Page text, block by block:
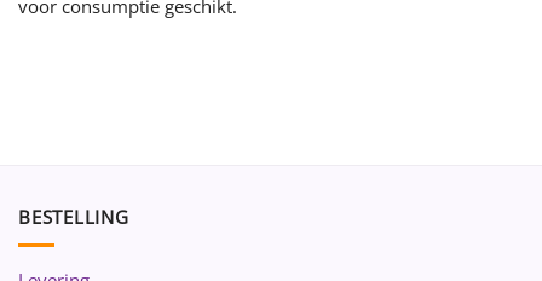
voor consumptie geschikt.
BESTELLING